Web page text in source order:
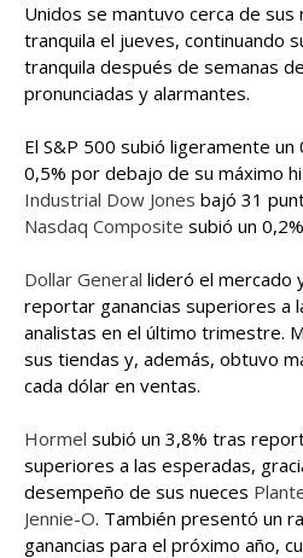
Unidos se mantuvo cerca de sus
tranquila el jueves, continuando
tranquila después de semanas
pronunciadas y alarmantes.
El S&P 500 subió ligeramente
0,5% por debajo de su máximo
Industrial Dow Jones bajó 31
Nasdaq Composite subió un
Dollar General lideró el mercado
reportar ganancias superiores a
analistas en el último trimestre.
sus tiendas y, además, obtuvo
cada dólar en ventas.
Hormel subió un 3,8% tras
superiores a las esperadas,
desempeño de sus nueces
Jennie-O. También presentó un
ganancias para el próximo año,